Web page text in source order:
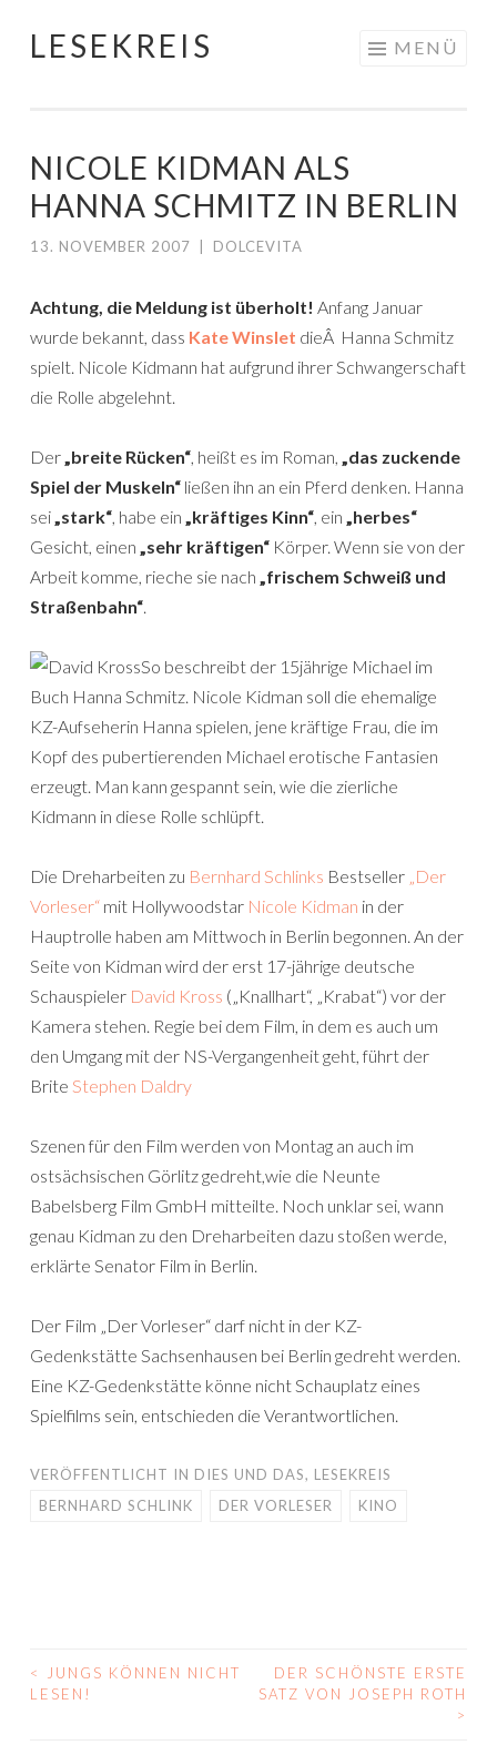
Springe
LESEKREIS MENÜ
NICOLE KIDMAN ALS
HANNA SCHMITZ IN BERLIN
13. NOVEMBER 2007 DOLCEVITA
Achtung, die Meldung ist überholt! Anfang Januar
wurde bekannt, dass Kate Winslet dieÂ Hanna Schmitz
spielt. Nicole Kidmann hat aufgrund ihrer Schwangerschaft
die Rolle abgelehnt.
Der„breite Rücken“, heißt es im Roman, „das zuckende
Spiel der Muskeln“ ließen ihn an ein Pferd denken. Hanna
sei„stark“, habe ein „kräftiges Kinn“, ein „herbes“
Gesicht, einen „sehr kräftigen“ Körper. Wenn sie von der
Arbeit komme, rieche sie nach „frischem Schweiß und
Straßenbahn“.
So beschreibt der 15jährige Michael im
Buch Hanna Schmitz. Nicole Kidman soll die ehemalige
KZ-Aufseherin Hanna spielen, jene kräftige Frau, die im
Kopf des pubertierenden Michael erotische Fantasien
erzeugt. Man kann gespannt sein, wie die zierliche
Kidmann in diese Rolle schlüpft.
Die Dreharbeiten zu Bernhard Schlinks Bestseller „Der
Vorleser“ mit Hollywoodstar Nicole Kidman in der
Hauptrolle haben am Mittwoch in Berlin begonnen. An der
Seite von Kidman wird der erst 17-jährige deutsche
Schauspieler David Kross („Knallhart“, „Krabat“) vor der
Kamera stehen. Regie bei dem Film, in dem es auch um
den Umgang mit der NS-Vergangenheit geht, führt der
Brite Stephen Daldry
Szenen für den Film werden von Montag an auch im
ostsächsischen Görlitz gedreht,wie die Neunte
Babelsberg Film GmbH mitteilte. Noch unklar sei, wann
genau Kidman zu den Dreharbeiten dazu stoßen werde,
erklärte Senator Film in Berlin.
Der Film „Der Vorleser“ darf nicht in der KZ-
Gedenkstätte Sachsenhausen bei Berlin gedreht werden.
Eine KZ-Gedenkstätte könne nicht Schauplatz eines
Spielfilms sein, entschieden die Verantwortlichen.
VERÖFFENTLICHT IN DIES UND DAS, LESEKREIS
BERNHARD SCHLINK
DER VORLESER KINO
BEITRAGS-
<
JUNGS KÖNNEN NICHT
LESEN!
DER SCHÖNSTE ERSTE
SATZ VON JOSEPH ROTH
>